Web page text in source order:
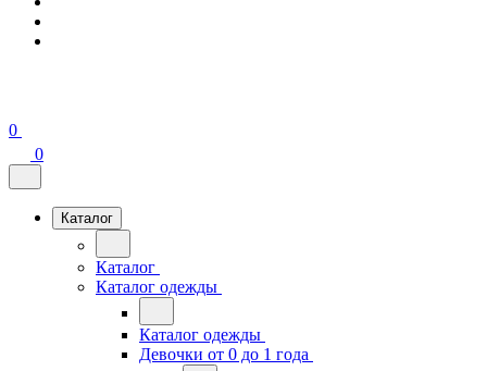
0
0
Каталог
Каталог
Каталог одежды
Каталог одежды
Девочки от 0 до 1 года